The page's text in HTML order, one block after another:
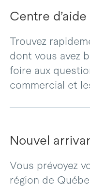
Centre d’aide
Trouvez
dont vous avez
foire aux
commercial et
Nouvel
Vous prévoyez
région de